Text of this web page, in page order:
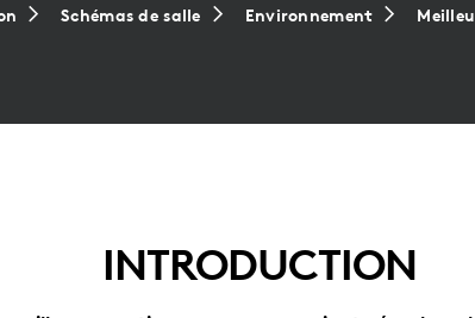
Schémas de salle Environnement
INTRODUCTION